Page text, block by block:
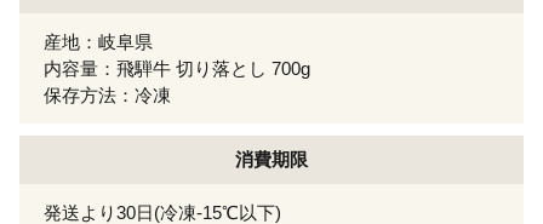
産地：岐阜県
内容量：飛騨牛 切り落とし 700g
保存方法：冷凍
消費期限
発送より30日(冷凍-15℃以下)